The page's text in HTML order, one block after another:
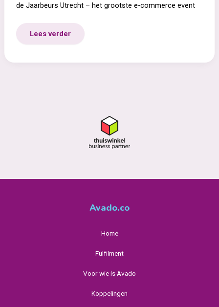
de Jaarbeurs Utrecht – het grootste e-commerce event
Avado
de
Lees verder
Avado.co
Home
Fulfilment
Voor wie is Avado
Koppelingen